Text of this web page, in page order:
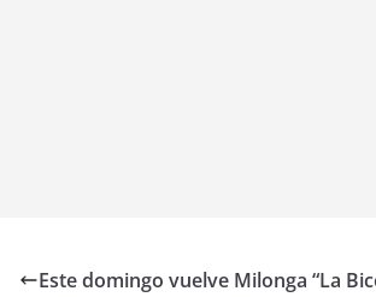
Este domingo vuelve Milonga “La